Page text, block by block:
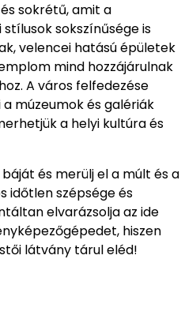
sokrétű, amit a
sokszínűsége is
velencei hatású épületek
mind hozzájárulnak
A város felfedezése
múzeumok és galériák
a helyi kultúra és
és merülj el a múlt és a
időtlen szépsége és
elvarázsolja az ide
hiszen
látvány tárul eléd!